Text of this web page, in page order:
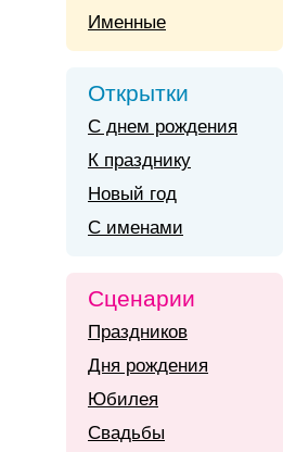
Именные
Открытки
С днем рождения
К празднику
Новый год
С именами
Сценарии
Праздников
Дня рождения
Юбилея
Свадьбы